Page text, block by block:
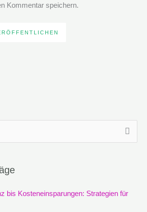
Kommentar speichern.
bis Kosteneinsparungen: Strategien für